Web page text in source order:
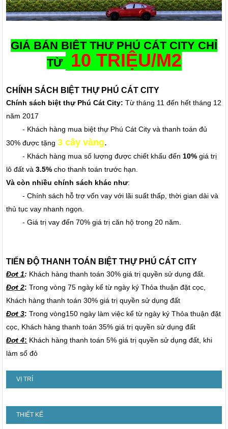
GIÁ BÁN BIỆT THỰ PHÚ CÁT CITY CHỈ
TỪ10 TRIỆU/M2
CHÍNH SÁCH BIỆT THỰ PHÚ CÁT CITY
Chính sách biệt thự Phú Cát City: Từ tháng 11 đến hết tháng 12
năm 2017
- Khách hàng mua biệt thự Phú Cát City và thanh toán đủ
30% được tặng3 cây vàng.
- Khách hàng mua số lượng được chiết khấu đến10% giá trị
lô đất và3.5% cho thanh toán trước hạn.
Và còn nhiều chính sách khác như:
- Chính sách hỗ trợ vốn vay với lãi suất thấp, thời gian dài và
thủ tục vay nhanh ngọn.
- Giá trị vay đến 70% giá trị căn hộ trong 20 năm.
TIẾN ĐỘ THANH TOÁN BIỆT THỰ PHÚ CÁT CITY
Đợt 1: Khách hàng thanh toán 30% giá trị quyền sử dụng đất.
Đợt 2: Trong vòng 75 ngày kể từ ngày ký Thỏa thuận đặt cọc,
Khách hàng thanh toán 30% giá trị quyền sử dụng đất
Đợt 3: Trong vòng150 ngày làm việc kể từ ngày ký Thỏa thuận đặt
cọc, Khách hàng thanh toán 35% giá trị quyền sử dụng đất
Đợt 4: Khách hàng thanh toán 5% giá trị quyền sử dụng đất, khi
làm sổ đỏ
VỊ TRÍ
THIẾT KẾ